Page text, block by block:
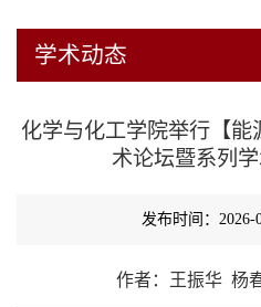
学术动态
化学与化工学院举行【能
术论坛暨系列
发布时间：2026-
作者：王振华